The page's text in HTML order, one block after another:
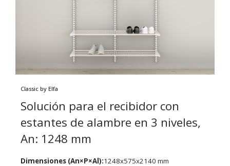
Classic by Elfa
Solución para el recibidor con
estantes de alambre en 3 niveles,
An: 1248 mm
Dimensiones (An×P×Al):1248x575x2140 mm